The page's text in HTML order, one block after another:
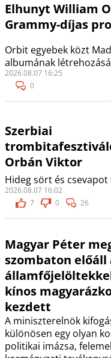
Elhunyt William
Grammy-díjas
Orbit egyebek közt
albumának
2026.08.07 16:25
0
Szerbiai
Orbán Viktor
Hideg sört és
2026.08.07 16:02
7
0 26
Magyar Péter
szombaton előáll
kínos
kezdett
A miniszterelnök
különösen egy olyan
politikai imázsa,